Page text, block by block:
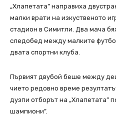
„Хлапетата” направиха
малки врати на изкуственото
стадион в Симитли. Два мача
следобед между малките
двата спортни клуба.
Първият двубой беше между
чието редовно време
дузпи отборът на „Хлапетата”
шампиони”.